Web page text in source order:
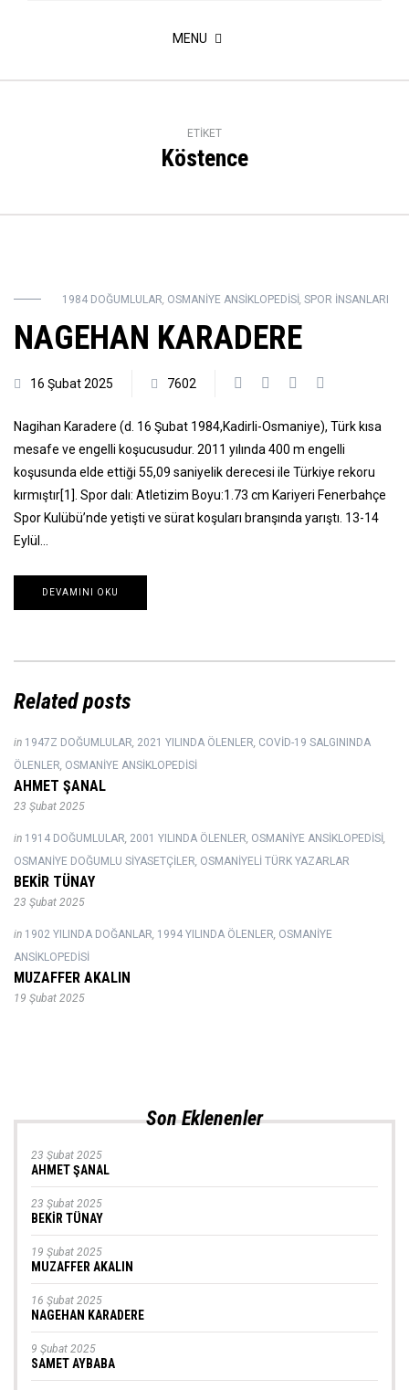
MENU
ETIKET
Köstence
1984 DOĞUMLULAR, OSMANIYE ANSIKLOPEDISI, SPOR INSANLARI
NAGEHAN KARADERE
16 Şubat 2025 7602
Nagihan Karadere (d. 16 Şubat 1984,Kadirli-Osmaniye), Türk kısa
mesafe ve engelli koşucusudur. 2011 yılında 400 m engelli
koşusunda elde ettiği 55,09 saniyelik derecesi ile Türkiye rekoru
kırmıştır[1]. Spor dalı: Atletizim Boyu:1.73 cm Kariyeri Fenerbahçe
Spor Kulübü’nde yetişti ve sürat koşuları branşında yarıştı. 13-14
Eylül…
DEVAMINI OKU
Related posts
in 1947Z DOĞUMLULAR, 2021 YILINDA ÖLENLER, COVID-19 SALGININDA
ÖLENLER, OSMANIYE ANSIKLOPEDISI
AHMET ŞANAL
23 Şubat 2025
in 1914 DOĞUMLULAR, 2001 YILINDA ÖLENLER, OSMANIYE ANSIKLOPEDISI,
OSMANIYE DOĞUMLU SIYASETÇILER, OSMANIYELI TÜRK YAZARLAR
BEKİR TÜNAY
23 Şubat 2025
in 1902 YILINDA DOĞANLAR, 1994 YILINDA ÖLENLER, OSMANIYE
ANSIKLOPEDISI
MUZAFFER AKALIN
19 Şubat 2025
Son Eklenenler
23 Şubat 2025
AHMET ŞANAL
23 Şubat 2025
BEKİR TÜNAY
19 Şubat 2025
MUZAFFER AKALIN
16 Şubat 2025
NAGEHAN KARADERE
9 Şubat 2025
SAMET AYBABA